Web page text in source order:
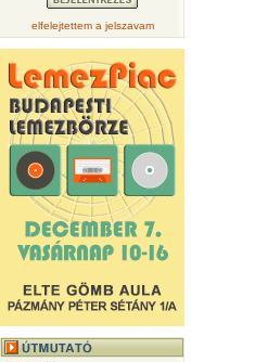
elfelejtettem a jelszavam